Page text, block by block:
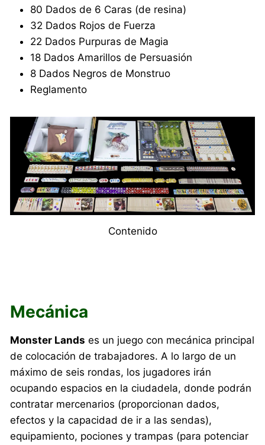
80 Dados de 6 Caras (de resina)
32 Dados Rojos de Fuerza
22 Dados Purpuras de Magia
18 Dados Amarillos de Persuasión
8 Dados Negros de Monstruo
Reglamento
Contenido
Mecánica
Monster Lands es un juego con mecánica principal
de colocación de trabajadores. A lo largo de un
máximo de seis rondas, los jugadores irán
ocupando espacios en la ciudadela, donde podrán
contratar mercenarios (proporcionan dados,
efectos y la capacidad de ir a las sendas),
equipamiento, pociones y trampas (para potenciar